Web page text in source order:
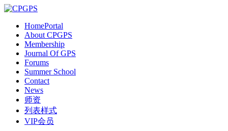
HomePortal
About CPGPS
Membership
Journal Of GPS
Forums
Summer School
Contact
News
师资
列表样式
VIP会员